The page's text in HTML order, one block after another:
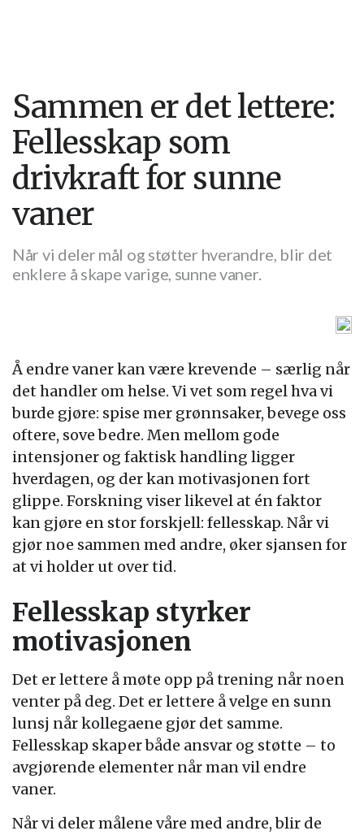
Sammen er det lettere:
Fellesskap som
drivkraft for sunne
vaner
Når vi deler mål og støtter hverandre, blir det
enklere å skape varige, sunne vaner.
Å endre vaner kan være krevende – særlig når
det handler om helse. Vi vet som regel hva vi
burde gjøre: spise mer grønnsaker, bevege oss
oftere, sove bedre. Men mellom gode
intensjoner og faktisk handling ligger
hverdagen, og der kan motivasjonen fort
glippe. Forskning viser likevel at én faktor
kan gjøre en stor forskjell: fellesskap. Når vi
gjør noe sammen med andre, øker sjansen for
at vi holder ut over tid.
Fellesskap styrker
motivasjonen
Det er lettere å møte opp på trening når noen
venter på deg. Det er lettere å velge en sunn
lunsj når kollegaene gjør det samme.
Fellesskap skaper både ansvar og støtte – to
avgjørende elementer når man vil endre
vaner.
Når vi deler målene våre med andre, blir de